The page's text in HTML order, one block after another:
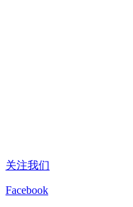
关注我们
Facebook